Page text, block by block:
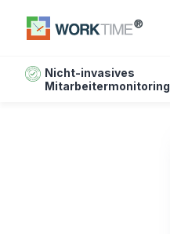
Nicht-invasives
Mitarbeitermonitoring